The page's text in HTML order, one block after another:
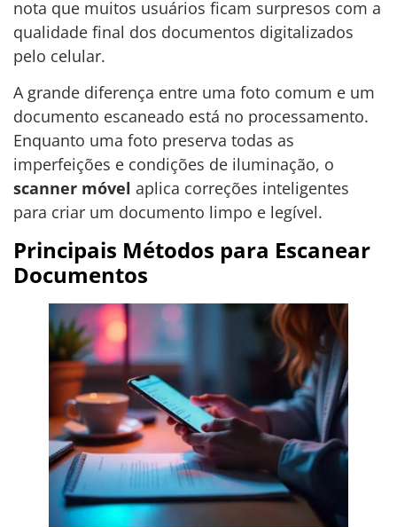
nota que muitos usuários ficam surpresos com a
qualidade final dos documentos digitalizados
pelo celular.
A grande diferença entre uma foto comum e um
documento escaneado está no processamento.
Enquanto uma foto preserva todas as
imperfeições e condições de iluminação, o
scanner móvel aplica correções inteligentes
para criar um documento limpo e legível.
Principais Métodos para Escanear
Documentos